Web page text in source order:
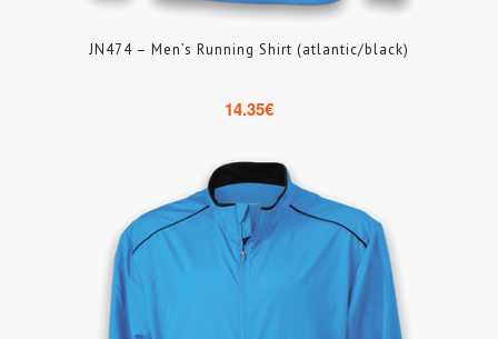
JN474 – Men’s Running Shirt (atlantic/black)
14.35€